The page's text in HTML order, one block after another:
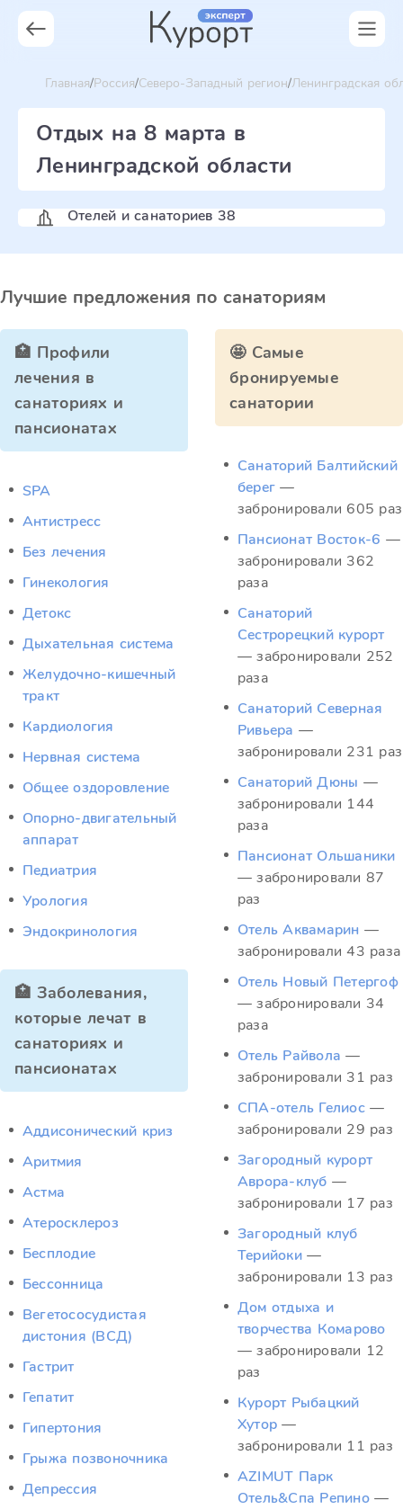
Главная Россия Северо-Западный регион Ленинградская
Отдых на 8 марта в
Ленинградской области
Отелей и санаториев 38
Лучшие предложения по санаториям
🏥 Профили
лечения в
санаториях и
пансионатах
SPA
Антистресс
Без лечения
Гинекология
Детокс
Дыхательная система
Желудочно-кишечный
тракт
Кардиология
Нервная система
Общее оздоровление
Опорно-двигательный
аппарат
Педиатрия
Урология
Эндокринология
🏥 Заболевания,
которые лечат в
санаториях и
пансионатах
Аддисонический криз
Аритмия
Астма
Атеросклероз
Бесплодие
Бессонница
Вегетососудистая
дистония (ВСД)
Гастрит
Гепатит
Гипертония
Грыжа позвоночника
Депрессия
🤩 Самые
бронируемые
санатории
Санаторий Балтийский
берег —
забронировали 605 раз
Пансионат Восток-6 —
забронировали 362
раза
Санаторий
Сестрорецкий курорт
— забронировали 252
раза
Санаторий Северная
Ривьера —
забронировали 231 раз
Санаторий Дюны —
забронировали 144
раза
Пансионат Ольшаники
— забронировали 87
раз
Отель Аквамарин —
забронировали 43 раза
Отель Новый Петергоф
— забронировали 34
раза
Отель Райвола —
забронировали 31 раз
СПА-отель Гелиос —
забронировали 29 раз
Загородный курорт
Аврора-клуб —
забронировали 17 раз
Загородный клуб
Терийоки —
забронировали 13 раз
Дом отдыха и
творчества Комарово
— забронировали 12
раз
Курорт Рыбацкий
Хутор —
забронировали 11 раз
AZIMUT Парк
Отель&Спа Репино —